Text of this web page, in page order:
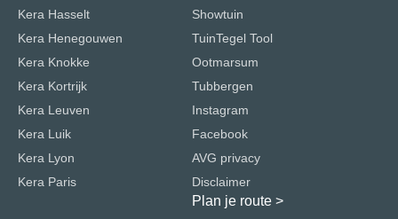
Kera Hasselt
Kera Henegouwen
Kera Knokke
Kera Kortrijk
Kera Leuven
Kera Luik
Kera Lyon
Kera Paris
Showtuin
TuinTegel Tool
Ootmarsum
Tubbergen
Instagram
Facebook
AVG privacy
Disclaimer
Plan je route>